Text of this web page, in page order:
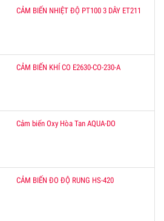
CẢM BIẾN NHIỆT ĐỘ PT100 3 DÂY ET211
CẢM BIẾN KHÍ CO E2630-CO-230-A
Cảm biến Oxy Hòa Tan AQUA-DO
CẢM BIẾN ĐO ĐỘ RUNG HS-420